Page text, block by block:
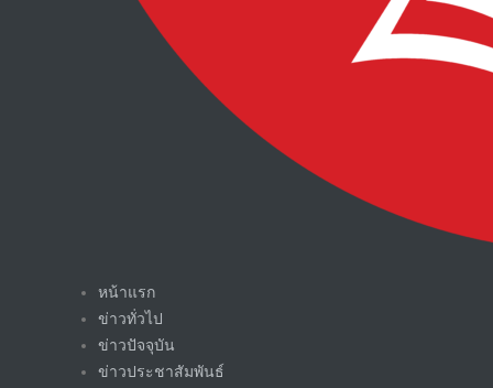
Skip
content
หน้าแรก
ข่าวทั่วไป
ข่าวปัจจุบัน
ข่าวประชาสัมพันธ์